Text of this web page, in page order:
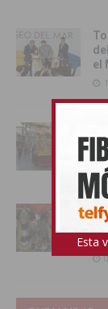
el
Esta